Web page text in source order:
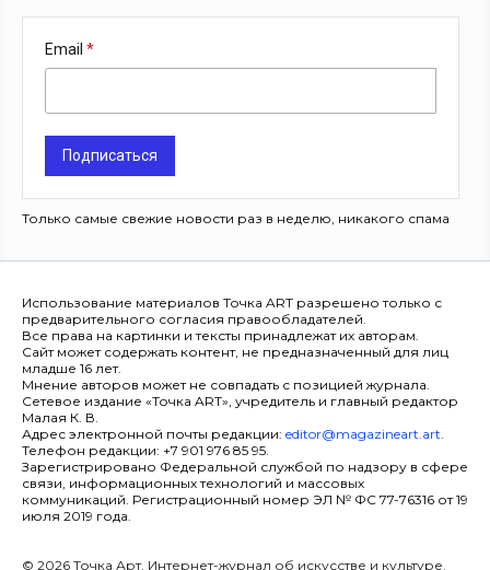
Email
Подписаться
Только самые свежие новости раз в неделю, никакого спама
Использование материалов Точка ART разрешено только с
предварительного согласия правообладателей.
Все права на картинки и тексты принадлежат их авторам.
Сайт может содержать контент, не предназначенный для лиц
младше 16 лет.
Мнение авторов может не совпадать с позицией журнала.
Сетевое издание «Точка ART», учредитель и главный редактор
Малая К. В.
Адрес электронной почты редакции: editor@magazineart.art.
Телефон редакции: +7 901 976 85 95.
Зарегистрировано Федеральной службой по надзору в сфере
связи, информационных технологий и массовых
коммуникаций. Регистрационный номер ЭЛ № ФС 77-76316 от 19
июля 2019 года.
© 2026 Точка Арт. Интернет-журнал об искусстве и культуре.